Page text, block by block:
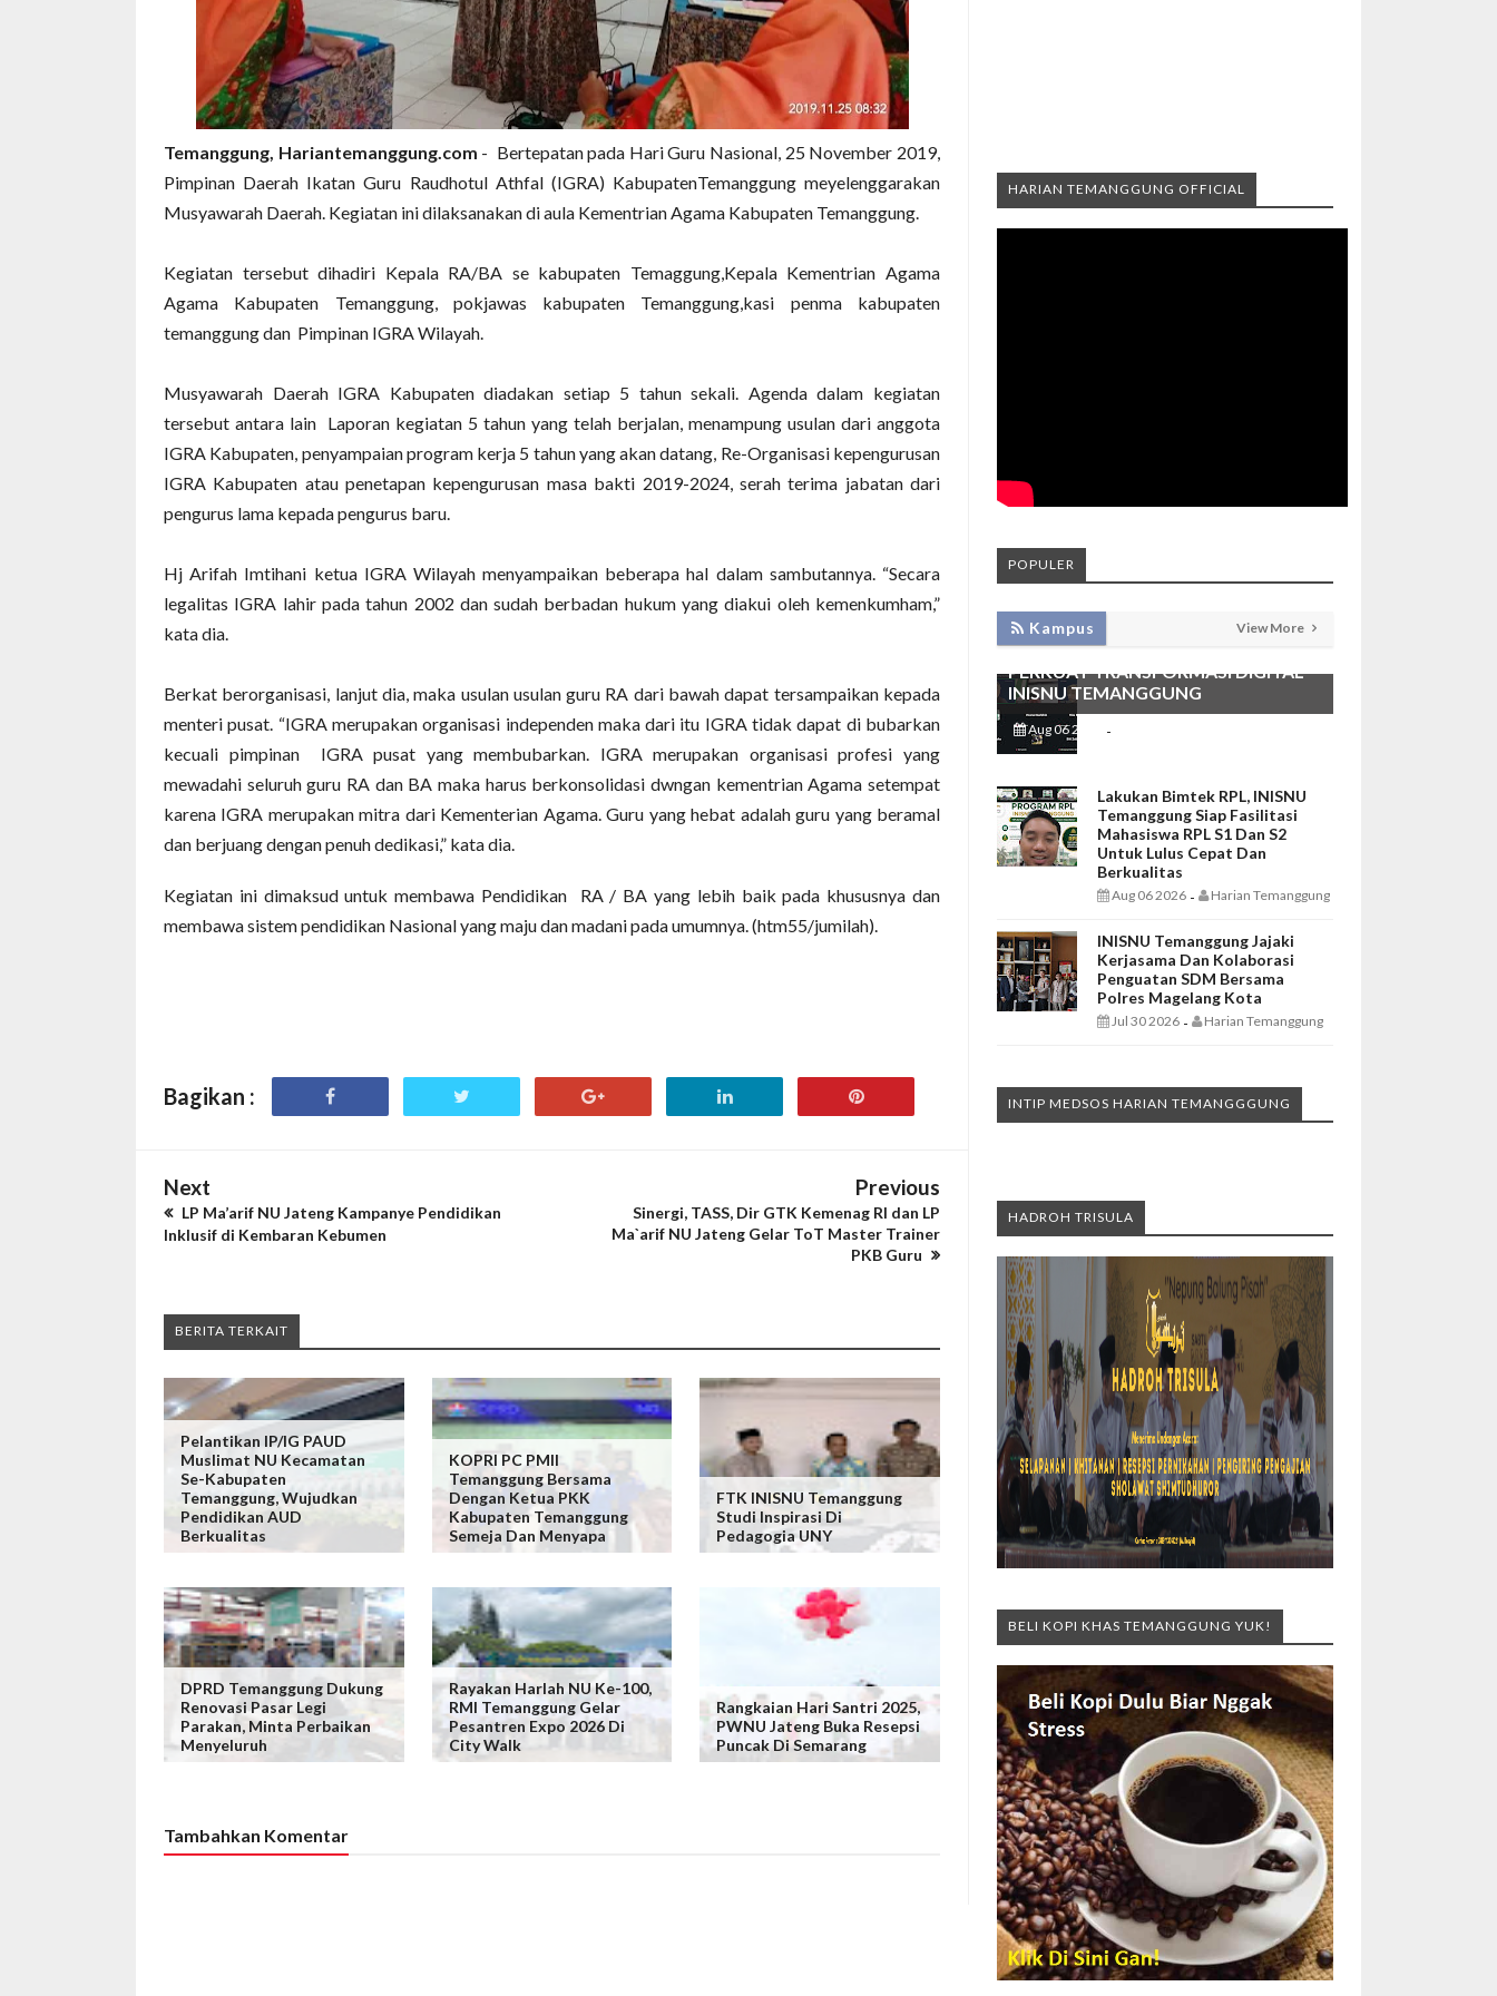
Temanggung, Hariantemanggung.com - Bertepatan pada Hari Guru Nasional, 25 November 2019,
Pimpinan Daerah Ikatan Guru Raudhotul Athfal (IGRA) KabupatenTemanggung meyelenggarakan
Musyawarah Daerah. Kegiatan ini dilaksanakan di aula Kementrian Agama Kabupaten Temanggung.
Kegiatan tersebut dihadiri Kepala RA/BA se kabupaten Temaggung,Kepala Kementrian Agama
Agama Kabupaten Temanggung, pokjawas kabupaten Temanggung,kasi penma kabupaten
temanggung dan Pimpinan IGRA Wilayah.
Musyawarah Daerah IGRA Kabupaten diadakan setiap 5 tahun sekali. Agenda dalam kegiatan
tersebut antara lain Laporan kegiatan 5 tahun yang telah berjalan, menampung usulan dari anggota
IGRA Kabupaten, penyampaian program kerja 5 tahun yang akan datang, Re-Organisasi kepengurusan
IGRA Kabupaten atau penetapan kepengurusan masa bakti 2019-2024, serah terima jabatan dari
pengurus lama kepada pengurus baru.
Hj Arifah Imtihani ketua IGRA Wilayah menyampaikan beberapa hal dalam sambutannya. “Secara
legalitas IGRA lahir pada tahun 2002 dan sudah berbadan hukum yang diakui oleh kemenkumham,”
kata dia.
Berkat berorganisasi, lanjut dia,maka usulan usulan guru RA dari bawah dapat tersampaikan kepada
menteri pusat. “IGRA merupakan organisasi independen maka dari itu IGRA tidak dapat di bubarkan
kecuali pimpinan
IGRA pusat yang membubarkan. IGRA merupakan organisasi profesi yang
mewadahi seluruh guru RA dan BA maka harus berkonsolidasi dwngan kementrian Agama setempat
karena IGRA merupakan mitra dari Kementerian Agama. Guru yang hebat adalah guru yang beramal
dan berjuang dengan penuh dedikasi,” kata dia.
Kegiatan ini dimaksud untuk membawa Pendidikan
RA / BA yang lebih baik pada khususnya dan
membawa sistem pendidikan Nasional yang maju dan madani pada umumnya. (htm55/jumilah).
Bagikan :
Next
LP Ma’arif NU Jateng Kampanye Pendidikan
Inklusif di Kembaran Kebumen
Previous
Sinergi, TASS, Dir GTK Kemenag RI dan LP
Ma`arif NU Jateng Gelar ToT Master Trainer
PKB Guru
BERITA TERKAIT
Pelantikan IP/IG PAUD
Muslimat NU Kecamatan
Se-Kabupaten
Temanggung, Wujudkan
Pendidikan AUD
Berkualitas
KOPRI PC PMII
Temanggung Bersama
Dengan Ketua PKK
Kabupaten Temanggung
Semeja Dan Menyapa
FTK INISNU Temanggung
Studi Inspirasi Di
Pedagogia UNY
DPRD Temanggung Dukung
Renovasi Pasar Legi
Parakan, Minta Perbaikan
Menyeluruh
Rayakan Harlah NU Ke-100,
RMI Temanggung Gelar
Pesantren Expo 2026 Di
City Walk
Rangkaian Hari Santri 2025,
PWNU Jateng Buka Resepsi
Puncak Di Semarang
Tambahkan Komentar
HARIAN TEMANGGUNG OFFICIAL
POPULER
Kampus View More
KEMBANGKAN SIM LAYANAN,
HADIRKAN TIM SEVIMA UNTUK
PERKUAT TRANSFORMASI DIGITAL
INISNU TEMANGGUNG
Aug 06 2026 -
Lakukan Bimtek RPL, INISNU
Temanggung Siap Fasilitasi
Mahasiswa RPL S1 Dan S2
Untuk Lulus Cepat Dan
Berkualitas
Aug 06 2026 - Harian Temanggung
INISNU Temanggung Jajaki
Kerjasama Dan Kolaborasi
Penguatan SDM Bersama
Polres Magelang Kota
Jul 30 2026 - Harian Temanggung
INTIP MEDSOS HARIAN TEMANGGGUNG
HADROH TRISULA
BELI KOPI KHAS TEMANGGUNG YUK!